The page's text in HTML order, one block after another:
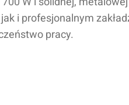
i profesjonalnym
pracy.